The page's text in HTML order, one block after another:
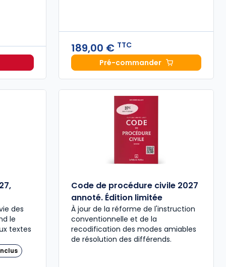
189,00 € TTC
Pré-commanderMémento Sociétés
des
le
textes
Code de procédure civile 2027
annoté. Édition limitée
À jour de la réforme de l'instruction
conventionnelle et de la
recodification des modes amiables
de résolution des différends.